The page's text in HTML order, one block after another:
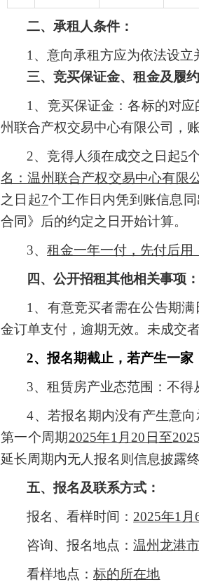
二、承租人条件：
1、意向承租方应为依法设
三、竞买保证金、租金及 履
1、竞买保证金：各标的对
州联合产权交易中心有限公司，
2、竞得人须在成交之日起5
名：温州联合产权交易中心有限
之日起7个工作日内凭到账信息
合同》后的约定之日开始计算。
3、租金一年一付，先付后用
四、公开招租其他相关事项
1、 有意竞买者需在公告期
金订单支付，逾期无效。未成交
2、报名期截止，若产生一家
3、租赁房产业态范围：不得
4、 若报名期内没有产生意
第一个周期2025年1 月 20 日至202
延长周期内无人报名则信息披露
五、报名及联系方式：
报名、看样时间： 2025年1 月
咨询、报名地点：温州龙港
看样地点：标的所在地